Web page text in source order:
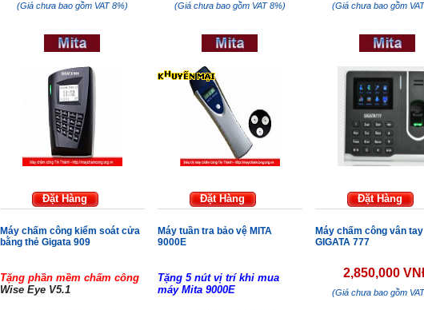
(Giá chưa bao gồm VAT 8%) (Giá chưa bao gồm VAT 8%) (Giá chưa bao gồm
Đặt Hàng
Máy chấm công kiểm soát cửa
bằng thẻ Gigata 909
Tặng phần mềm chấm công
Wise Eye V5.1
Đặt Hàng
Máy tuần tra bảo vệ MITA
9000E
Tặng 5 nút vị trí khi mua
máy Mita 9000E
Đặt Hàng
Máy chấm công vân tay
GIGATA 777
2,850,000
(Giá chưa bao gồm